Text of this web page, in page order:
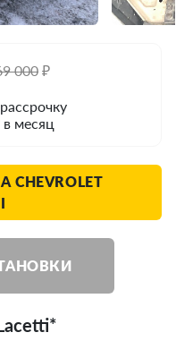
000₽
месяц